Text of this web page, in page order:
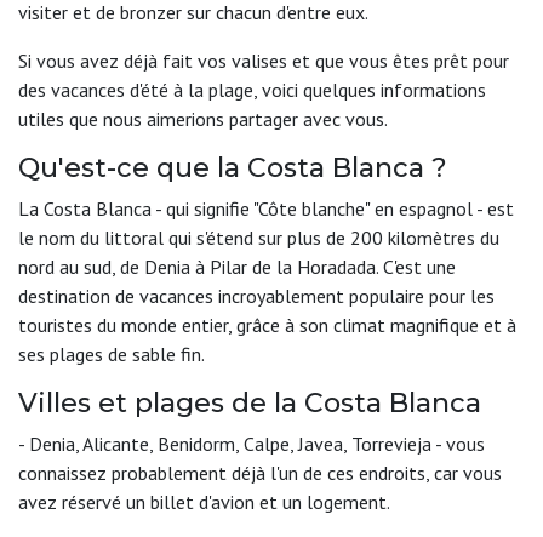
visiter et de bronzer sur chacun d'entre eux.
Si vous avez déjà fait vos valises et que vous êtes prêt pour
des vacances d'été à la plage, voici quelques informations
utiles que nous aimerions partager avec vous.
Qu'est-ce que la Costa Blanca ?
La Costa Blanca - qui signifie "Côte blanche" en espagnol - est
le nom du littoral qui s'étend sur plus de 200 kilomètres du
nord au sud, de Denia à Pilar de la Horadada. C'est une
destination de vacances incroyablement populaire pour les
touristes du monde entier, grâce à son climat magnifique et à
ses plages de sable fin.
Villes et plages de la Costa Blanca
- Denia, Alicante, Benidorm, Calpe, Javea, Torrevieja - vous
connaissez probablement déjà l'un de ces endroits, car vous
avez réservé un billet d'avion et un logement.